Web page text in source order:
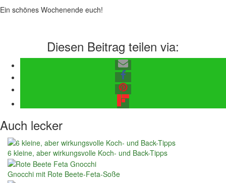
Ein schönes Wochenende euch!
Diesen Beitrag teilen via:
Auch lecker
6 kleine, aber wirkungsvolle Koch- und Back-Tipps
Gnocchi mit Rote Beete-Feta-Soße